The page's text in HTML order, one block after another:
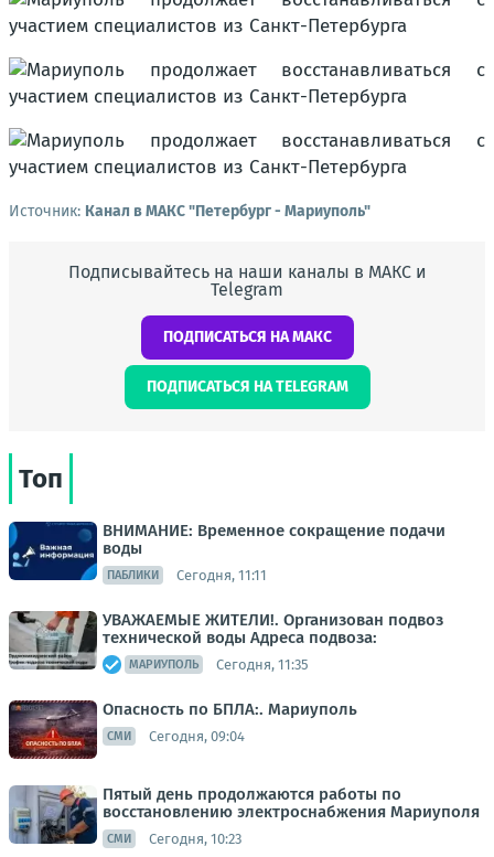
Источник: Канал в МАКС "Петербург - Мариуполь"
Подписывайтесь на наши каналы в МАКС и
Telegram
ПОДПИСАТЬСЯ НА МАКС
ПОДПИСАТЬСЯ НА TELEGRAM
Топ
ВНИМАНИЕ: Временное сокращение подачи
воды
ПАБЛИКИ Сегодня, 11:11
УВАЖАЕМЫЕ ЖИТЕЛИ!. Организован подвоз
технической воды Адреса подвоза:
МАРИУПОЛЬ Сегодня, 11:35
Опасность по БПЛА:. Мариуполь
СМИ Сегодня, 09:04
Пятый день продолжаются работы по
восстановлению электроснабжения Мариуполя
СМИ Сегодня, 10:23